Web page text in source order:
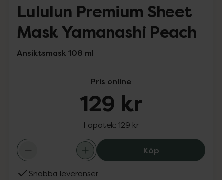
Lululun Premium Sheet
Mask Yamanashi Peach
Ansiktsmask 108 ml
Pris online
129 kr
I apotek: 129 kr
KöpLululun
Snabba leveranser